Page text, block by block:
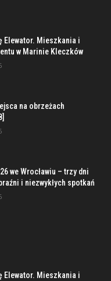
Elewator. Mieszkania i
w Marinie Kleczków
na obrzeżach
we Wrocławiu – trzy dni
i niezwykłych spotkań
Elewator. Mieszkania i